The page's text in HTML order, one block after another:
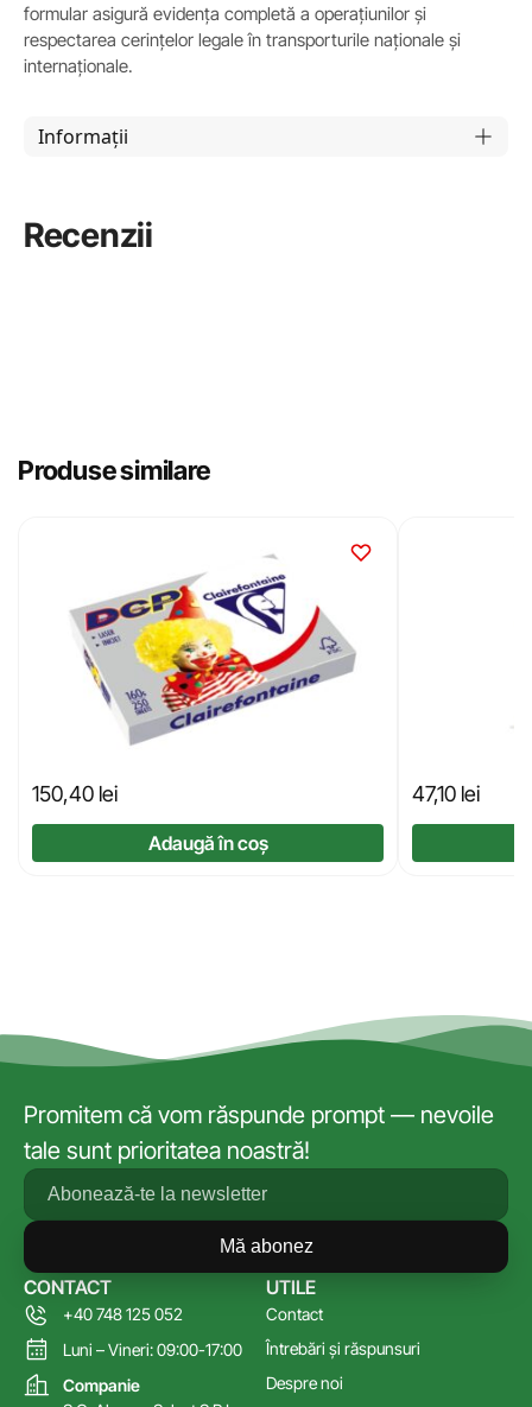
formular asigură evidența completă a operațiunilor și
respectarea cerințelor legale în transporturile naționale și
internaționale.
Informații
Recenzii
Produse similare
150,40 lei
Adaugă în coș
47,10 lei
Promitem că vom răspunde prompt — nevoile
tale sunt prioritatea noastră!
Mă abonez
UTILE
Contact
Întrebări și răspunsuri
Despre noi
CONTACT
+40 748 125 052
Luni – Vineri: 09:00-17:00
Companie